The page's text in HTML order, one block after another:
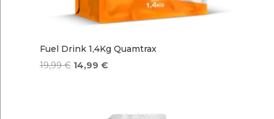
Fuel Drink 1,4Kg Quamtrax
19,99€ El
14,99 €El
es: